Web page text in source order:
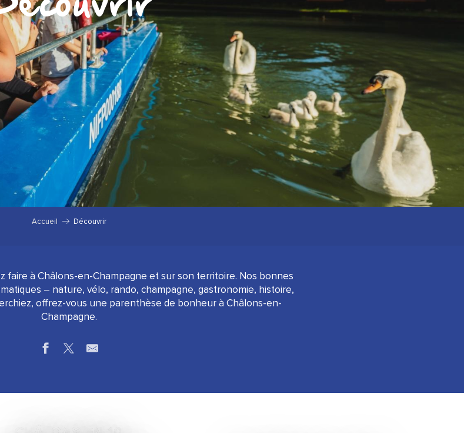
Accueil Découvrir
faire à Châlons-en-Champagne et sur son territoire. Nos bonnes
– nature, vélo, rando, champagne, gastronomie, histoire,
offrez-vous une parenthèse de bonheur à Châlons-en-
Champagne.